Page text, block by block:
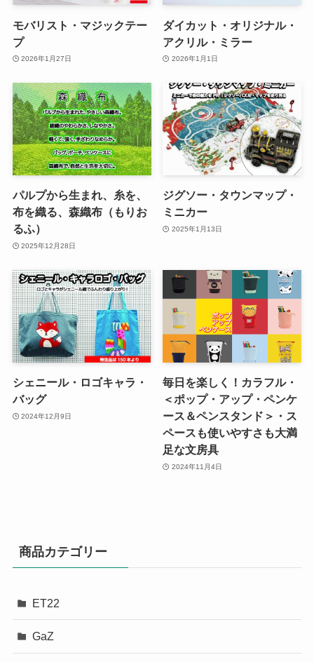
モバリスト・マジックテー
プ
2026年1月27日
ダイカット・オリジナル・
アクリル・ミラー
2026年1月1日
パルプから生まれ、糸を、
布を織る、森織布（もりお
るふ）
2025年12月28日
ジグソー・タウンマップ・
ミニカー
2025年1月13日
シェニール・ロゴキャラ・
バッグ
2024年12月9日
毎日を楽しく！カラフル・
＜ポップ・アップ・ペンケ
ース＆ペンスタンド＞・ス
ペースも使いやすさも大満
足な文房具
2024年11月4日
商品カテゴリー
ET22
GaZ